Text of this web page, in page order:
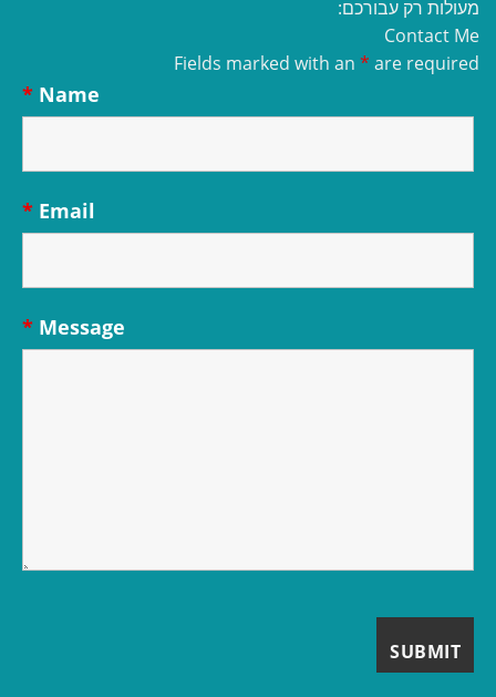
מעולות רק עבורכם:
Contact Me
Fields marked with an * are required
Name
*
Email
*
Message
*